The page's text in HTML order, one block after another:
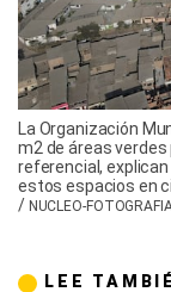
La Organización
m2 de áreas
referencial,
estos espacios en
/ NUCLEO-
LEE